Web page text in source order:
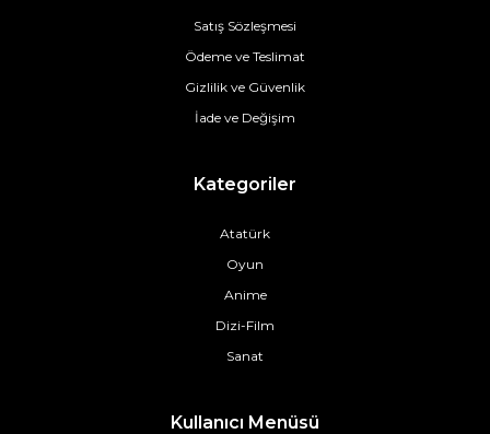
Satış Sözleşmesi
Ödeme ve Teslimat
Gizlilik ve Güvenlik
İade ve Değişim
Kategoriler
Atatürk
Oyun
Anime
Dizi-Film
Sanat
Kullanıcı Menüsü